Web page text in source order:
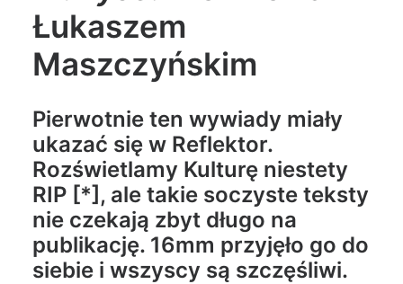
Łukaszem
Maszczyńskim
Pierwotnie ten wywiady miały
ukazać się w Reflektor.
Rozświetlamy Kulturę niestety
RIP [*], ale takie soczyste teksty
nie czekają zbyt długo na
publikację. 16mm przyjęło go do
siebie i wszyscy są szczęśliwi.